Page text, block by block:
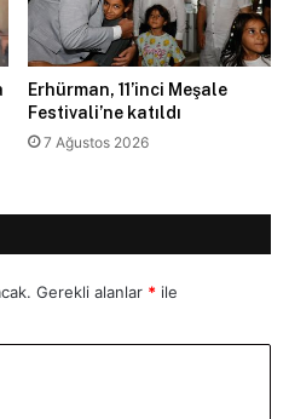
Erhürman, 11’inci Meşale
Festivali’ne katıldı
7 Ağustos 2026
Gerekli alanlar * ile